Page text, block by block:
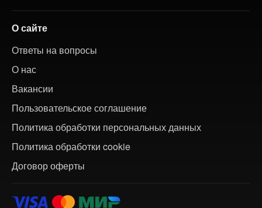
О сайте
Ответы на вопросы
О нас
Вакансии
Пользовательское соглашение
Политика обработки персональных данных
Политика обработки cookie
Договор оферты